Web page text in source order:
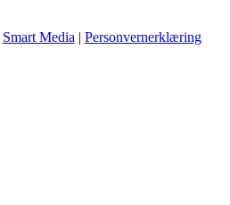
Smart Media | Personvernerklæring